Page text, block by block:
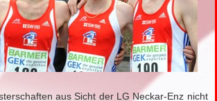
aus Sicht der LG Neckar-Enz nicht